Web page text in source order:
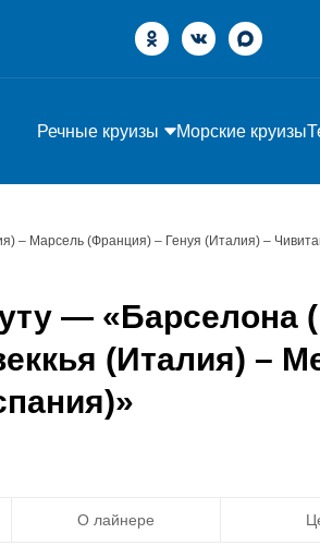
Речные круизы Морские круизы
– Марсель (Франция) – Генуя (Италия) –
— «Барселона
(Италия) –
О лайнере